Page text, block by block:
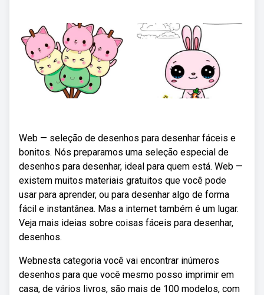
Web — seleção de desenhos para desenhar fáceis e
bonitos. Nós preparamos uma seleção especial de
desenhos para desenhar, ideal para quem está. Web —
existem muitos materiais gratuitos que você pode
usar para aprender, ou para desenhar algo de forma
fácil e instantânea. Mas a internet também é um lugar.
Veja mais ideias sobre coisas fáceis para desenhar,
desenhos.
Webnesta categoria você vai encontrar inúmeros
desenhos para que você mesmo posso imprimir em
casa, de vários livros, são mais de 100 modelos, com